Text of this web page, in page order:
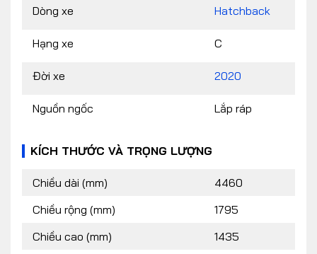
Dòng xe Hatchback
Hạng xe C
Đời xe 2020
Nguồn ngốc Lắp ráp
KÍCH THƯỚC VÀ TRỌNG LƯỢNG
Chiều dài (mm)
4460
Chiều rộng (mm)
1795
Chiều cao (mm)
1435